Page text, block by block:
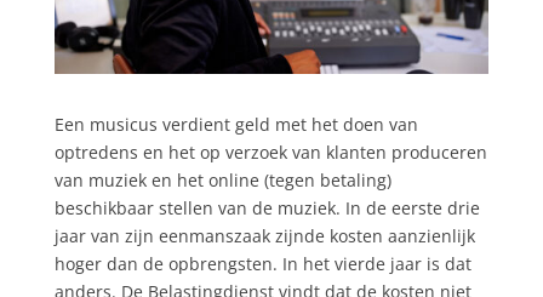
Een musicus verdient geld met het doen van
optredens en het op verzoek van klanten produceren
van muziek en het online (tegen betaling)
beschikbaar stellen van de muziek. In de eerste drie
jaar van zijn eenmanszaak zijnde kosten aanzienlijk
hoger dan de opbrengsten. In het vierde jaar is dat
anders. De Belastingdienst vindt dat de kosten niet